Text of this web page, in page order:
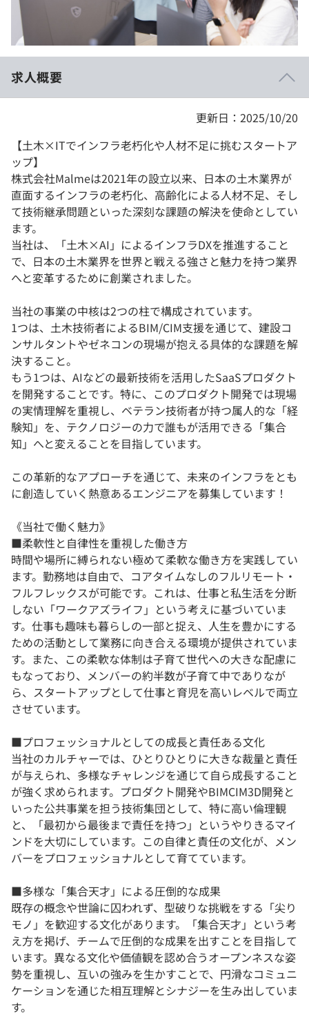
法人向けプラン
学校向けプラン
契約内容・クーポン
求人概要
更新日：2025/10/20
【土木×ITでインフラ老朽化や人材不足に挑むスタートア
ップ】
株式会社Malmeは2021年の設立以来、日本の土木業界が
直面するインフラの老朽化、高齢化による人材不足、そし
て技術継承問題といった深刻な課題の解決を使命としてい
ます。
当社は、「土木×AI」によるインフラDXを推進すること
で、日本の土木業界を世界と戦える強さと魅力を持つ業界
へと変革するために創業されました。
当社の事業の中核は2つの柱で構成されています。
1つは、土木技術者によるBIM/CIM支援を通じて、建設コ
ンサルタントやゼネコンの現場が抱える具体的な課題を解
決すること。
もう1つは、AIなどの最新技術を活用したSaaSプロダクト
を開発することです。特に、このプロダクト開発では現場
の実情理解を重視し、ベテラン技術者が持つ属人的な「経
験知」を、テクノロジーの力で誰もが活用できる「集合
知」へと変えることを目指しています。
この革新的なアプローチを通じて、未来のインフラをとも
に創造していく熱意あるエンジニアを募集しています！
《当社で働く魅力》
■柔軟性と自律性を重視した働き方
時間や場所に縛られない極めて柔軟な働き方を実践してい
ます。勤務地は自由で、コアタイムなしのフルリモート・
フルフレックスが可能です。これは、仕事と私生活を分断
しない「ワークアズライフ」という考えに基づいていま
す。仕事も趣味も暮らしの一部と捉え、人生を豊かにする
ための活動として業務に向き合える環境が提供されていま
す。また、この柔軟な体制は子育て世代への大きな配慮に
もなっており、メンバーの約半数が子育て中でありなが
ら、スタートアップとして仕事と育児を高いレベルで両立
させています。
■プロフェッショナルとしての成長と責任ある文化
当社のカルチャーでは、ひとりひとりに大きな裁量と責任
が与えられ、多様なチャレンジを通じて自ら成長すること
が強く求められます。プロダクト開発やBIMCIM3D開発と
いった公共事業を担う技術集団として、特に高い倫理観
と、「最初から最後まで責任を持つ」というやりきるマイ
ンドを大切にしています。この自律と責任の文化が、メン
バーをプロフェッショナルとして育てています。
■多様な「集合天才」による圧倒的な成果
既存の概念や世論に囚われず、型破りな挑戦をする「尖り
モノ」を歓迎する文化があります。「集合天才」という考
え方を掲げ、チームで圧倒的な成果を出すことを目指して
います。異なる文化や価値観を認め合うオープンネスな姿
勢を重視し、互いの強みを生かすことで、円滑なコミュニ
ケーションを通じた相互理解とシナジーを生み出していま
す。